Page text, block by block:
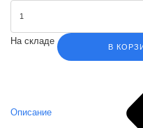
На складе
В
Описание